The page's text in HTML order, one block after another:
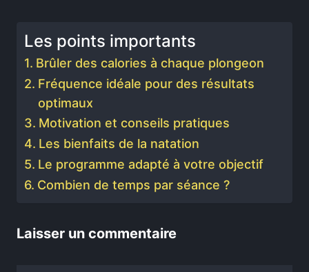
Les points importants
Brûler des calories à chaque plongeon
Fréquence idéale pour des résultats
optimaux
Motivation et conseils pratiques
Les bienfaits de la natation
Le programme adapté à votre objectif
Combien de temps par séance ?
Laisser un commentaire